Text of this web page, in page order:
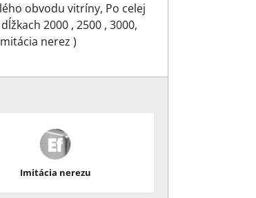
obvodu vitríny, Po celej
2000 , 2500 , 3000,
nerez )
Imitácia nerezu